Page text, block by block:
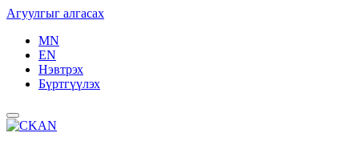
Агуулгыг алгасах
MN
EN
Нэвтрэх
Бүртгүүлэх